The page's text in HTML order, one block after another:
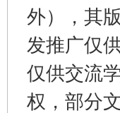
外），其
发推广仅
仅供交流
权，部分